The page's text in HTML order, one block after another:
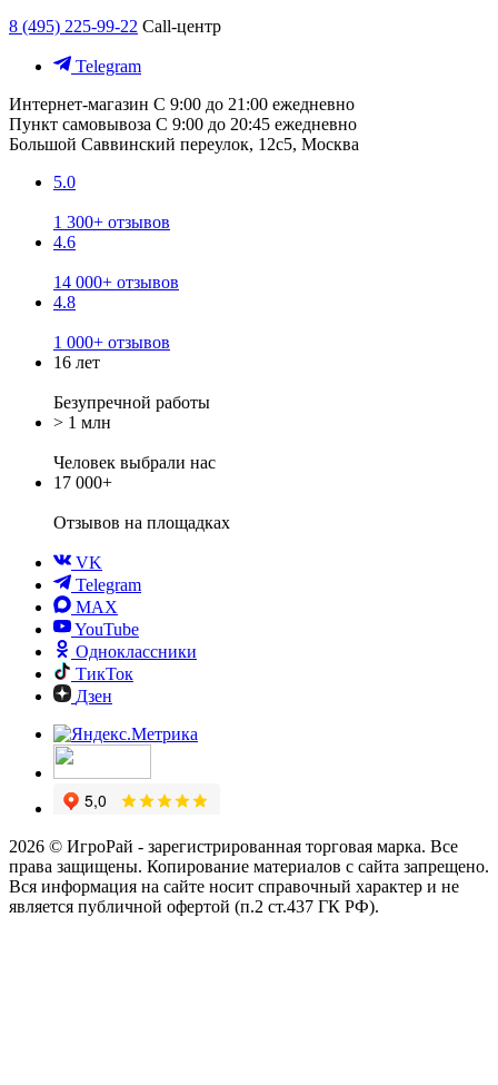
8 (495) 225-99-22 Call-центр
Telegram
Интернет-магазин С 9:00 до 21:00 ежедневно
Пункт самовывоза С 9:00 до 20:45 ежедневно
Большой Саввинский переулок, 12с5, Москва
5.0
1 300+ отзывов
4.6
14 000+ отзывов
4.8
1 000+ отзывов
16 лет
Безупречной работы
> 1 млн
Человек выбрали нас
17 000+
Отзывов на площадках
VK
Telegram
MAX
YouTube
Одноклассники
ТикТок
Дзен
2026 © ИгроРай - зарегистрированная торговая марка. Все
права защищены. Копирование материалов с сайта запрещено.
Вся информация на сайте носит справочный характер и не
является публичной офертой (п.2 ст.437 ГК РФ).